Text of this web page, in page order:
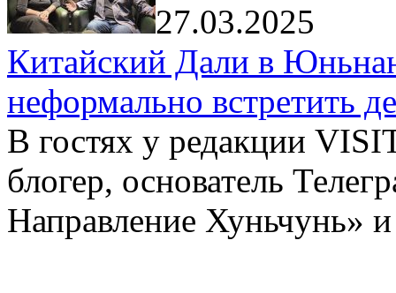
27.03.2025
Китайский Дали в
неформально встретить
В гостях у редакции
блогер, основатель
Направление Хуньчунь»